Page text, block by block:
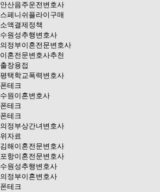
안산음주운전변호사
스페니쉬플라이구매
소액결제정책
수원성추행변호사
의정부이혼전문변호사
이혼전문변호사추천
출장용접
평택학교폭력변호사
폰테크
수원이혼변호사
폰테크
폰테크
의정부상간녀변호사
위자료
김해이혼전문변호사
포항이혼전문변호사
수원성추행변호사
의정부이혼변호사
폰테크